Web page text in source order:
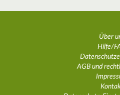
Über
Hilfe/
AGB und